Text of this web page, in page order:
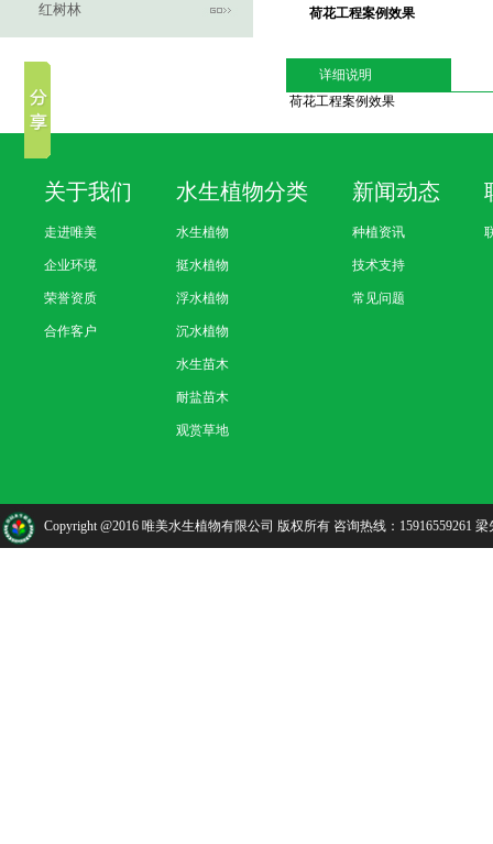
红树林 荷花工程案例效果
详细说明
荷花工程案例效果
关于我们
走进唯美
企业环境
荣誉资质
合作客户
水生植物分类
水生植物
挺水植物
浮水植物
沉水植物
水生苗木
耐盐苗木
观赏草地
新闻动态
种植资讯
技术支持
常见问题
Copyright @2016 唯美水生植物有限公司 版权所有 咨询热线：15916559261 梁